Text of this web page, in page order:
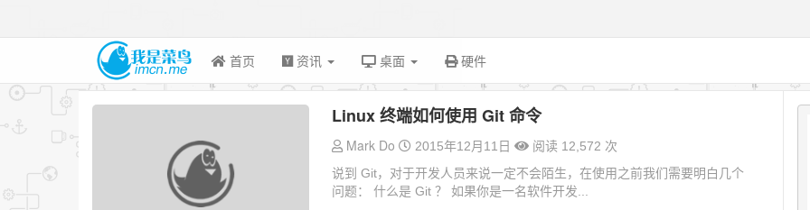
首页 资讯 桌面 硬件
Linux 终端如何使用 Git 命令
Mark Do 2015年12月11日
阅读 12,572 次
说到 Git，对于开发人员来说一定不会陌生，在使用之前我们需要明白几个
问题： 什么是 Git ？ 如果你是一名软件开发...